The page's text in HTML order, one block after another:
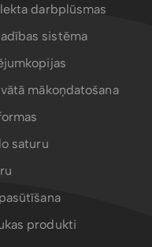
darbplūsmas
sistēma
mākoņdatošana
saturu
produkti